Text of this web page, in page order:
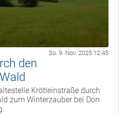
So. 9. Nov. 2025 12:45
den
Krötleinstraße durch
zum Winterzauber bei Don